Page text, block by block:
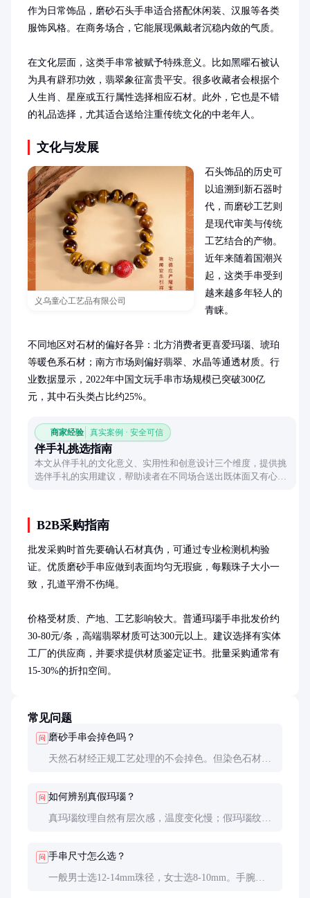
作为日常饰品，磨砂石头手串适合搭配休闲装、汉服等各类
服饰风格。在商务场合，它能展现佩戴者沉稳内敛的气质。
在文化层面，这类手串常被赋予特殊意义。比如黑曜石被认
为具有辟邪功效，翡翠象征富贵平安。很多收藏者会根据个
人生肖、星座或五行属性选择相应石材。此外，它也是不错
的礼品选择，尤其适合送给注重传统文化的中老年人。
文化与发展
义乌童心工艺品有限公司
石头饰品的历史可
以追溯到新石器时
代，而磨砂工艺则
是现代审美与传统
工艺结合的产物。
近年来随着国潮兴
起，这类手串受到
越来越多年轻人的
青睐。
不同地区对石材的偏好各异：北方消费者更喜爱玛瑙、琥珀
等暖色系石材；南方市场则偏好翡翠、水晶等通透材质。行
业数据显示，2022年中国文玩手串市场规模已突破300亿
元，其中石头类占比约25%。
商家经验 真实案例 · 安全可信
伴手礼挑选指南
本文从伴手礼的文化意义、实用性和创意设计三个维度，提供挑
选伴手礼的实用建议，帮助读者在不同场合送出既体面又有心意
B2B采购指南
批发采购时首先要确认石材真伪，可通过专业检测机构验
证。优质磨砂手串应做到表面均匀无瑕疵，每颗珠子大小一
致，孔道平滑不伤绳。
价格受材质、产地、工艺影响较大。普通玛瑙手串批发价约
30-80元/条，高端翡翠材质可达300元以上。建议选择有实体
工厂的供应商，并要求提供材质鉴定证书。批量采购通常有
15-30%的折扣空间。
常见问题
问 磨砂手串会掉色吗？
天然石材经正规工艺处理的不会掉色。但染色石材或
问 如何辨别真假玛瑙？
真玛瑙纹理自然有层次感，温度变化慢；假玛瑙纹理
问 手串尺寸怎么选？
一般男士选12-14mm珠径，女士选8-10mm。手腕周